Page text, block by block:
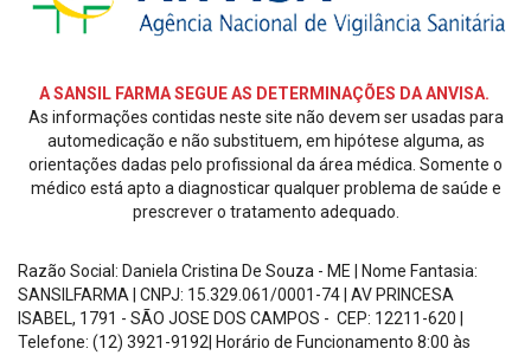
SOCIAIS
A SANSIL FARMA SEGUE AS DETERMINAÇÕES DA ANVISA.
As informações contidas neste site não devem ser usadas para
automedicação e não substituem, em hipótese alguma, as
orientações dadas pelo profissional da área médica. Somente o
médico está apto a diagnosticar qualquer problema de saúde e
prescrever o tratamento adequado.
Razão Social: Daniela Cristina De Souza - ME | Nome Fantasia:
SANSILFARMA | CNPJ: 15.329.061/0001-74 AV PRINCESA
ISABEL, 1791 - SÃO JOSE DOS CAMPOS - CEP: 12211-620
Telefone: (12) 3921-9192| Horário de Funcionamento 8:00 às